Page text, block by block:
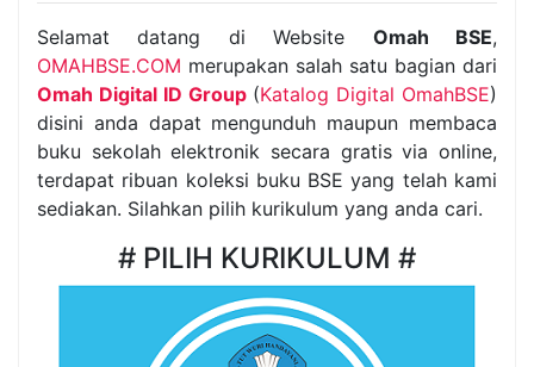
Selamat datang di Website Omah BSE,
OMAHBSE.COM merupakan salah satu bagian dari
Omah Digital ID Group(Katalog Digital OmahBSE)
disini anda dapat mengunduh maupun membaca
buku sekolah elektronik secara gratis via online,
terdapat ribuan koleksi buku BSE yang telah kami
sediakan. Silahkan pilih kurikulum yang anda cari.
# PILIH KURIKULUM #